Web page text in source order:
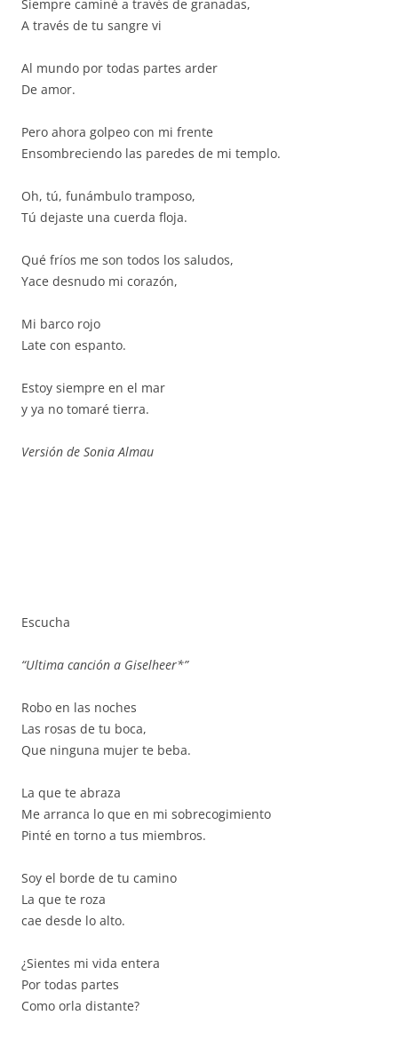
Siempre caminé a través de granadas,
A través de tu sangre vi
Al mundo por todas partes arder
De amor.
Pero ahora golpeo con mi frente
Ensombreciendo las paredes de mi templo.
Oh, tú, funámbulo tramposo,
Tú dejaste una cuerda floja.
Qué fríos me son todos los saludos,
Yace desnudo mi corazón,
Mi barco rojo
Late con espanto.
Estoy siempre en el mar
y ya no tomaré tierra.
Versión de Sonia Almau
Escucha
“Ultima canción a Giselheer*”
Robo en las noches
Las rosas de tu boca,
Que ninguna mujer te beba.
La que te abraza
Me arranca lo que en mi sobrecogimiento
Pinté en torno a tus miembros.
Soy el borde de tu camino
La que te roza
cae desde lo alto.
¿Sientes mi vida entera
Por todas partes
Como orla distante?